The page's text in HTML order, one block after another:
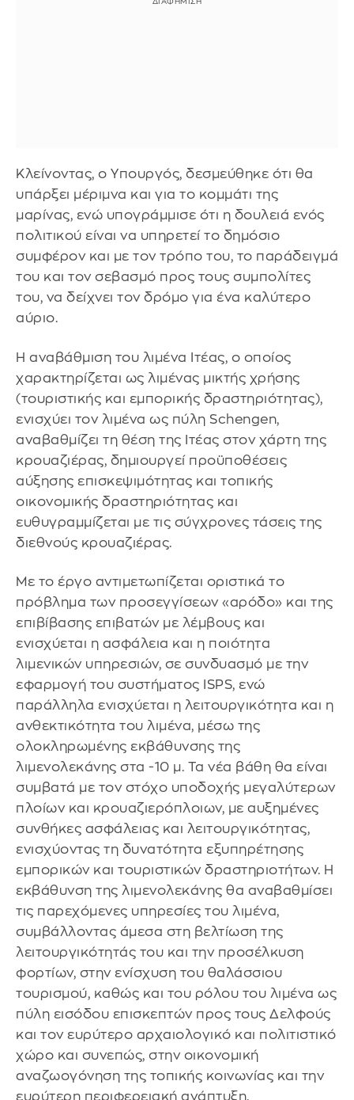
Κλείνοντας, ο Υπουργός, δεσμεύθηκε ότι θα
υπάρξει μέριμνα και για το κομμάτι της
μαρίνας, ενώ υπογράμμισε ότι η δουλειά ενός
πολιτικού είναι να υπηρετεί το δημόσιο
συμφέρον και με τον τρόπο του, το παράδειγμά
του και τον σεβασμό προς τους συμπολίτες
του, να δείχνει τον δρόμο για ένα καλύτερο
αύριο.
Η αναβάθμιση του λιμένα Ιτέας, ο οποίος
χαρακτηρίζεται ως λιμένας μικτής χρήσης
(τουριστικής και εμπορικής δραστηριότητας),
ενισχύει τον λιμένα ως πύλη Schengen,
αναβαθμίζει τη θέση της Ιτέας στον χάρτη της
κρουαζιέρας, δημιουργεί προϋποθέσεις
αύξησης επισκεψιμότητας και τοπικής
οικονομικής δραστηριότητας και
ευθυγραμμίζεται με τις σύγχρονες τάσεις της
διεθνούς κρουαζιέρας.
Με το έργο αντιμετωπίζεται οριστικά το
πρόβλημα των προσεγγίσεων «αρόδο» και της
επιβίβασης επιβατών με λέμβους και
ενισχύεται η ασφάλεια και η ποιότητα
λιμενικών υπηρεσιών, σε συνδυασμό με την
εφαρμογή του συστήματος ISPS, ενώ
παράλληλα ενισχύεται η λειτουργικότητα και η
ανθεκτικότητα του λιμένα, μέσω της
ολοκληρωμένης εκβάθυνσης της
λιμενολεκάνης στα -10 μ. Τα νέα βάθη θα είναι
συμβατά με τον στόχο υποδοχής μεγαλύτερων
πλοίων και κρουαζιερόπλοιων, με αυξημένες
συνθήκες ασφάλειας και λειτουργικότητας,
ενισχύοντας τη δυνατότητα εξυπηρέτησης
εμπορικών και τουριστικών δραστηριοτήτων. Η
εκβάθυνση της λιμενολεκάνης θα αναβαθμίσει
τις παρεχόμενες υπηρεσίες του λιμένα,
συμβάλλοντας άμεσα στη βελτίωση της
λειτουργικότητάς του και την προσέλκυση
φορτίων, στην ενίσχυση του θαλάσσιου
τουρισμού, καθώς και του ρόλου του λιμένα ως
πύλη εισόδου επισκεπτών προς τους Δελφούς
και τον ευρύτερο αρχαιολογικό και πολιτιστικό
χώρο και συνεπώς, στην οικονομική
αναζωογόνηση της τοπικής κοινωνίας και την
ευρύτερη περιφερειακή ανάπτυξη.